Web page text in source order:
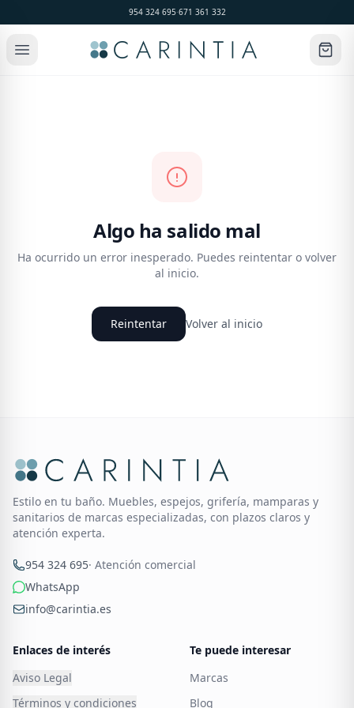
954 324 695·671 361 332
Algo ha salido mal
Ha ocurrido un error inesperado. Puedes reintentar o volver
al inicio.
Reintentar Volver al inicio
Estilo en tu baño. Muebles, espejos, grifería, mamparas y
sanitarios de marcas especializadas, con plazos claros y
atención experta.
954 324 695· Atención comercial
WhatsApp
info@carintia.es
Enlaces de interés
Aviso Legal
Términos y condiciones
Te puede interesar
Marcas
Blog